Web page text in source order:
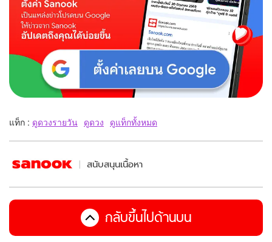
แท็ก : ดูดวงรายวัน ดูดวง ดูแท็กทั้งหมด
สนับสนุนเนื้อหา
กลับขึ้นไปด้านบน